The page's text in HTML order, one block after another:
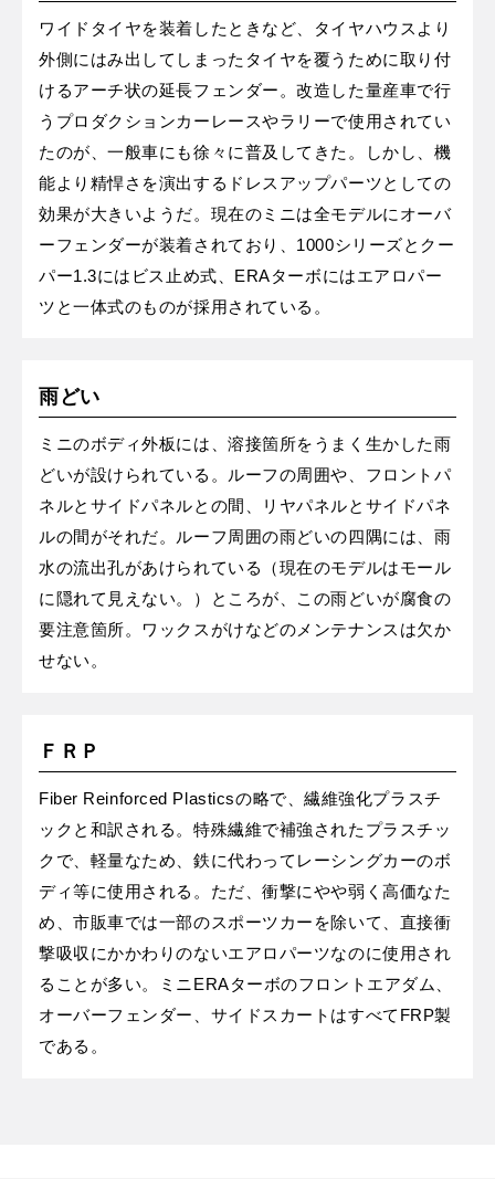
ワイドタイヤを装着したときなど、タイヤハウスより
外側にはみ出してしまったタイヤを覆うために取り付
けるアーチ状の延長フェンダー。改造した量産車で行
うプロダクションカーレースやラリーで使用されてい
たのが、一般車にも徐々に普及してきた。しかし、機
能より精悍さを演出するドレスアップパーツとしての
効果が大きいようだ。現在のミニは全モデルにオーバ
ーフェンダーが装着されており、1000シリーズとクー
パー1.3にはビス止め式、ERAターボにはエアロパー
ツと一体式のものが採用されている。
雨どい
ミニのボディ外板には、溶接箇所をうまく生かした雨
どいが設けられている。ルーフの周囲や、フロントパ
ネルとサイドパネルとの間、リヤパネルとサイドパネ
ルの間がそれだ。ルーフ周囲の雨どいの四隅には、雨
水の流出孔があけられている（現在のモデルはモール
に隠れて見えない。）ところが、この雨どいが腐食の
要注意箇所。ワックスがけなどのメンテナンスは欠か
せない。
ＦＲＰ
Fiber Reinforced Plasticsの略で、繊維強化プラスチ
ックと和訳される。特殊繊維で補強されたプラスチッ
クで、軽量なため、鉄に代わってレーシングカーのボ
ディ等に使用される。ただ、衝撃にやや弱く高価なた
め、市販車では一部のスポーツカーを除いて、直接衝
撃吸収にかかわりのないエアロパーツなのに使用され
ることが多い。ミニERAターボのフロントエアダム、
オーバーフェンダー、サイドスカートはすべてFRP製
である。